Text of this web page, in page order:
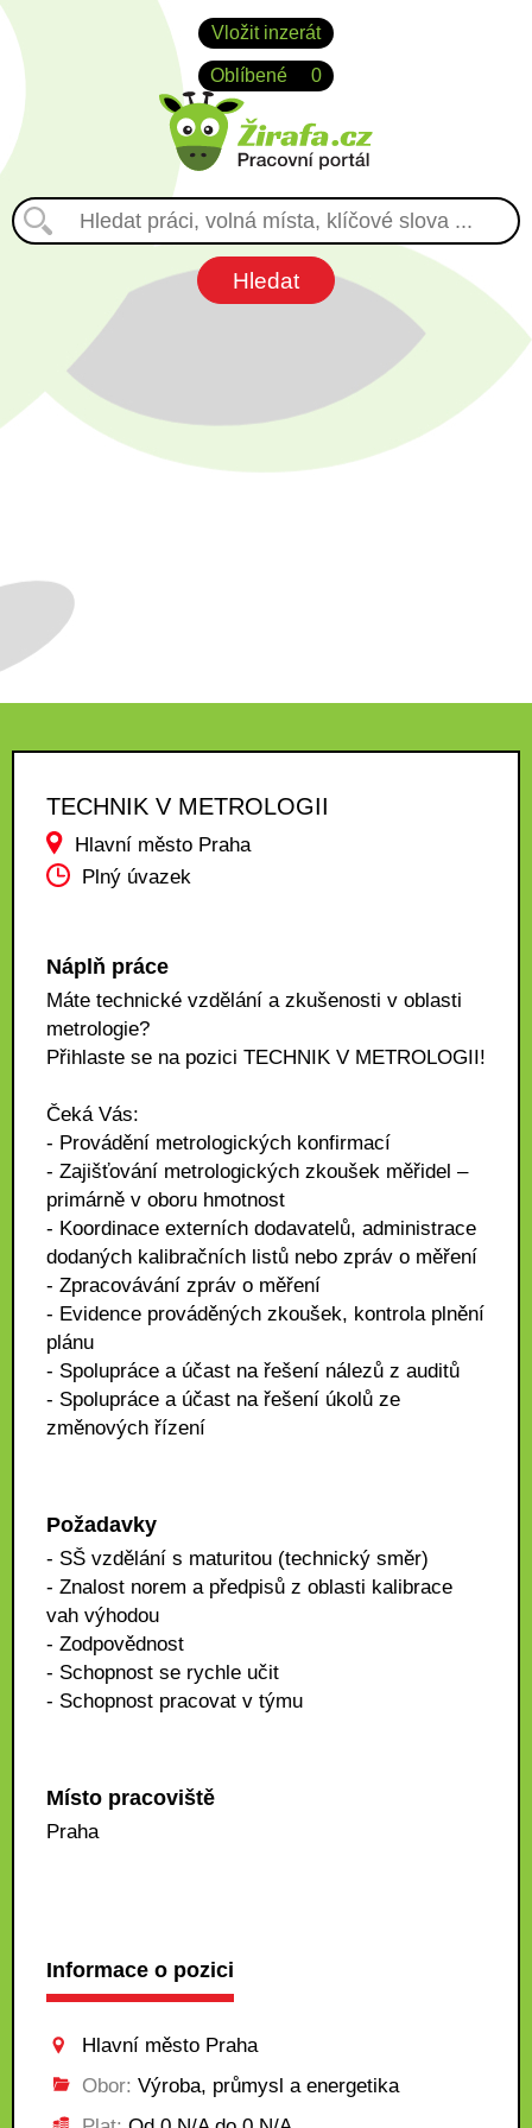
Vložit inzerát
Oblíbené 0
TECHNIK V METROLOGII
Hlavní město Praha
Plný úvazek
Náplň práce
Máte technické vzdělání a zkušenosti v oblasti
metrologie?
Přihlaste se na pozici TECHNIK V METROLOGII!
Čeká Vás:
- Provádění metrologických konfirmací
- Zajišťování metrologických zkoušek měřidel –
primárně v oboru hmotnost
- Koordinace externích dodavatelů, administrace
dodaných kalibračních listů nebo zpráv o měření
- Zpracovávání zpráv o měření
- Evidence prováděných zkoušek, kontrola plnění
plánu
- Spolupráce a účast na řešení nálezů z auditů
- Spolupráce a účast na řešení úkolů ze
změnových řízení
Požadavky
- SŠ vzdělání s maturitou (technický směr)
- Znalost norem a předpisů z oblasti kalibrace
vah výhodou
- Zodpovědnost
- Schopnost se rychle učit
- Schopnost pracovat v týmu
Místo pracoviště
Praha
Informace o pozici
Hlavní město Praha
Obor: Výroba, průmysl a energetika